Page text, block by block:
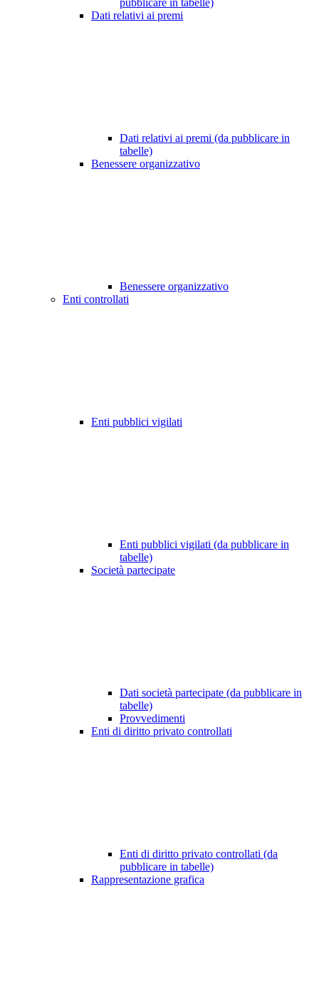
pubblicare in tabelle)
Dati relativi ai premi
Dati relativi ai premi (da pubblicare in
tabelle)
Benessere organizzativo
Benessere organizzativo
Enti controllati
Enti pubblici vigilati
Enti pubblici vigilati (da pubblicare in
tabelle)
Società partecipate
Dati società partecipate (da pubblicare in
tabelle)
Provvedimenti
Enti di diritto privato controllati
Enti di diritto privato controllati (da
pubblicare in tabelle)
Rappresentazione grafica